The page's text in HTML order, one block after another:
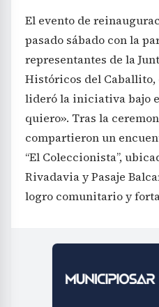
El evento de
pasado sábado con la
representantes de la
Históricos del
lideró la iniciativa bajo
quiero». Tras la
compartieron un
“El Coleccionista”,
Rivadavia y Pasaje
logro comunitario y